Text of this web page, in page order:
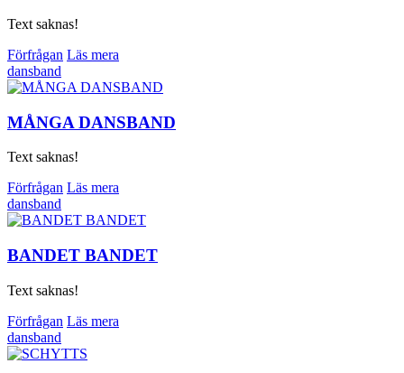
Text saknas!
Förfrågan Läs mera
dansband
MÅNGA DANSBAND
Text saknas!
Förfrågan Läs mera
dansband
BANDET BANDET
Text saknas!
Förfrågan Läs mera
dansband